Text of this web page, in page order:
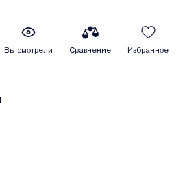
Вы смотрели Сравнение Избранное